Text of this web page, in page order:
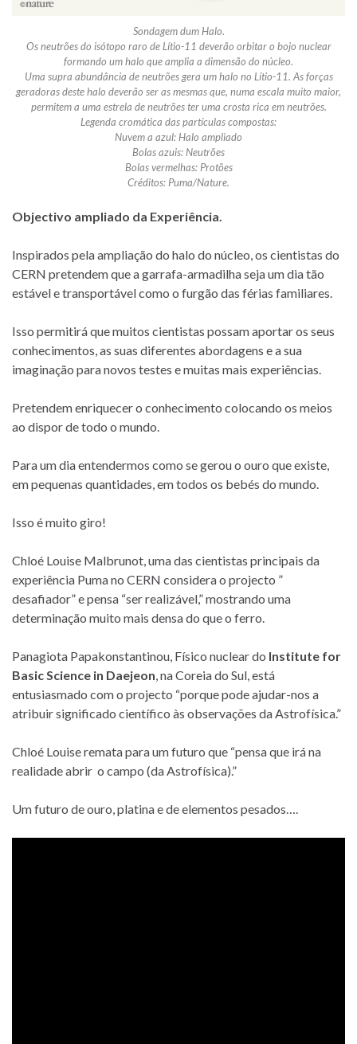
Sondagem dum Halo.
Os neutrões do isótopo raro de Lítio-11 deverão orbitar o bojo nuclear
formando um halo que amplia a dimensão do núcleo.
Uma supra abundância de neutrões gera um halo no Lítio-11. As forças
geradoras deste halo deverão ser as mesmas que, numa escala muito maior,
permitem a uma estrela de neutrões ter uma crosta rica em neutrões.
Legenda cromática das partículas compostas:
Nuvem a azul: Halo ampliado
Bolas azuis: Neutrões
Bolas vermelhas: Protões
Créditos: Puma/Nature.
Objectivo ampliado da Experiência.
Inspirados pela ampliação do halo do núcleo, os cientistas do
CERN pretendem que a garrafa-armadilha seja um dia tão
estável e transportável como o furgão das férias familiares.
Isso permitirá que muitos cientistas possam aportar os seus
conhecimentos, as suas diferentes abordagens e a sua
imaginação para novos testes e muitas mais experiências.
Pretendem enriquecer o conhecimento colocando os meios
ao dispor de todo o mundo.
Para um dia entendermos como se gerou o ouro que existe,
em pequenas quantidades, em todos os bebés do mundo.
Isso é muito giro!
Chloé Louise Malbrunot, uma das cientistas principais da
experiência Puma no CERN considera o projecto ”
desafiador” e pensa “ser realizável,” mostrando uma
determinação muito mais densa do que o ferro.
Panagiota Papakonstantinou, Físico nuclear do Institute for
Basic Science in Daejeon, na Coreia do Sul, está
entusiasmado com o projecto “porque pode ajudar-nos a
atribuir significado científico às observações da Astrofísica.”
Chloé Louise remata para um futuro que “pensa que irá na
realidade abrir o campo (da Astrofísica).”
Um futuro de ouro, platina e de elementos pesados….